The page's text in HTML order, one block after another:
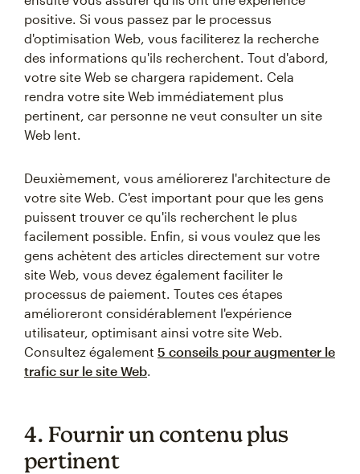
positive. Si vous passez par le processus
d'optimisation Web, vous faciliterez la recherche
des informations qu'ils recherchent. Tout d'abord,
votre site Web se chargera rapidement. Cela
rendra votre site Web immédiatement plus
pertinent, car personne ne veut consulter un site
Web lent.
Deuxièmement, vous améliorerez l'architecture de
votre site Web. C'est important pour que les gens
puissent trouver ce qu'ils recherchent le plus
facilement possible. Enfin, si vous voulez que les
gens achètent des articles directement sur votre
site Web, vous devez également faciliter le
processus de paiement. Toutes ces étapes
amélioreront considérablement l'expérience
utilisateur, optimisant ainsi votre site Web.
Consultez également 5 conseils pour augmenter le
trafic sur le site Web.
4. Fournir un contenu plus
pertinent